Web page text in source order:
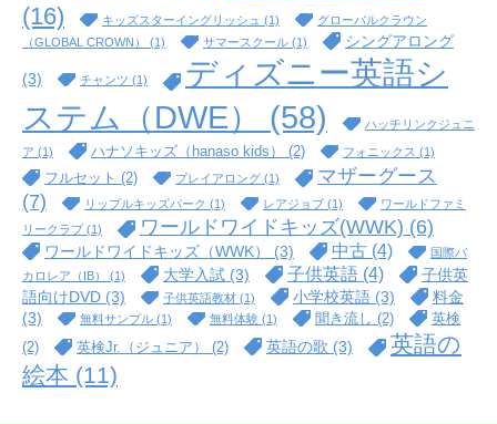
(16)
キッズスターイングリッシュ (1)
グローバルクラウン
（GLOBAL CROWN）
(1) サマースクール (1) シングアロング
(3) チャンツ (1)
ディズニー英語シ
ステム（DWE）
(58) ハッチリンクジュニ
ア (1) ハナソキッズ（hanaso kids） (2) フォニックス (1)
フルセット (2) プレイアロング (1)
マザーグース
(7)
リップルキッズパーク (1) レアジョブ (1)
ワールドファミ
リークラブ (1) ワールドワイドキッズ(WWK) (6)
ワールドワイドキッズ（WWK） (3) 中古 (4)
国際バ
カロレア（IB）
(1) 大学入試 (3) 子供英語 (4)
子供英
語向けDVD (3) 子供英語教材 (1) 小学校英語 (3)
料金
(3)
無料サンプル (1) 無料体験 (1) 聞き流し (2)
英検
(2)
英検Jr.（ジュニア） (2) 英語の歌 (3)
英語の
絵本 (11)